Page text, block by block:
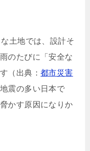
土地では、設計そ
のたびに「安全な
（出典： 都市災害
震の多い日本で
かす原因になりか